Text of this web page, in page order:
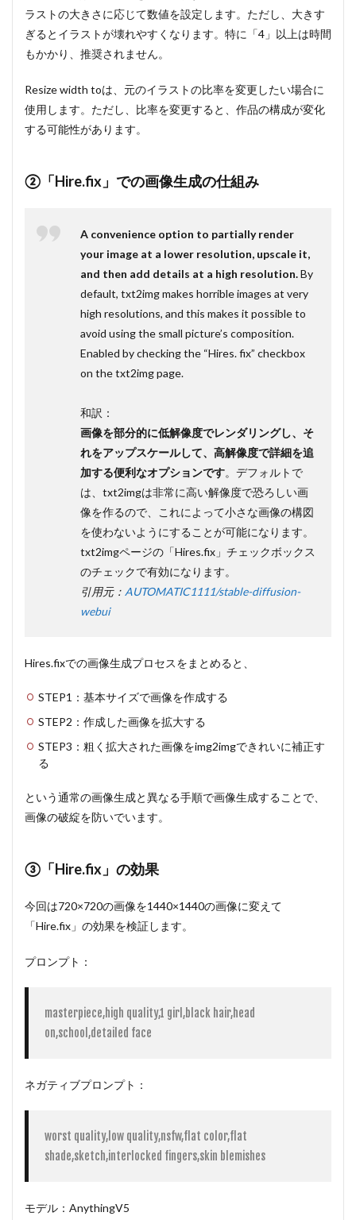
ラストの大きさに応じて数値を設定します。ただし、大きす
ぎるとイラストが壊れやすくなります。特に「4」以上は時間
もかかり、推奨されません。
Resize width toは、元のイラストの比率を変更したい場合に
使用します。ただし、比率を変更すると、作品の構成が変化
する可能性があります。
②「Hire.fix」での画像生成の仕組み
A convenience option to partially render
your image at a lower resolution, upscale it,
and then add details at a high resolution.By
default, txt2img makes horrible images at very
high resolutions, and this makes it possible to
avoid using the small picture’s composition.
Enabled by checking the “Hires. fix” checkbox
on the txt2img page.
和訳：
画像を部分的に低解像度でレンダリングし、そ
れをアップスケールして、高解像度で詳細を追
加する便利なオプションです。デフォルトで
は、txt2imgは非常に高い解像度で恐ろしい画
像を作るので、これによって小さな画像の構図
を使わないようにすることが可能になります。
txt2imgページの「Hires.fix」チェックボックス
のチェックで有効になります。
引用元： AUTOMATIC1111/stable-diffusion-
webui
Hires.fixでの画像生成プロセスをまとめると、
STEP1：基本サイズで画像を作成する
STEP2：作成した画像を拡大する
STEP3：粗く拡大された画像をimg2imgできれいに補正す
る
という通常の画像生成と異なる手順で画像生成することで、
画像の破綻を防いでいます。
③「Hire.fix」の効果
今回は720×720の画像を1440×1440の画像に変えて
「Hire.fix」の効果を検証します。
プロンプト：
masterpiece,high quality,1 girl,black hair,head
on,school,detailed face
ネガティブプロンプト：
worst quality,low quality,nsfw,flat color,flat
shade,sketch,interlocked fingers,skin blemishes
モデル：AnythingV5